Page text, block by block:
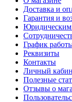
Доставка и
Гарантия и
График
Реквизиты
Контакты
Личный
Полезные
Отзывы о